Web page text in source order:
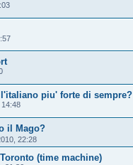
l'italiano piu' forte di sempre?
il Mago?
22:28
(time machine)